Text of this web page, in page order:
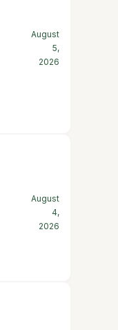
August
5,
2026
August
4,
2026